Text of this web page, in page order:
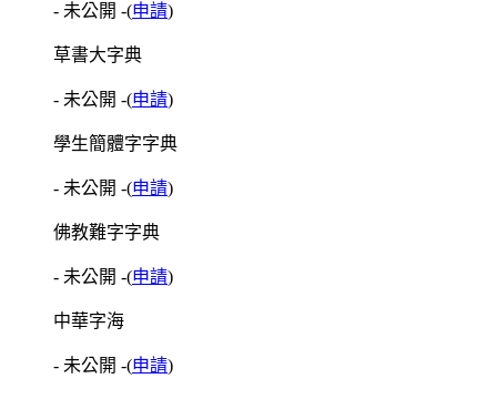
- 未公開 -(申請)
草書大字典
- 未公開 -(申請)
學生簡體字字典
- 未公開 -(申請)
佛教難字字典
- 未公開 -(申請)
中華字海
- 未公開 -(申請)